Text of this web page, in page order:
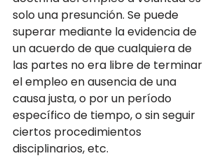
solo una presunción. Se puede
superar mediante la evidencia de
un acuerdo de que cualquiera de
las partes no era libre de terminar
el empleo en ausencia de una
causa justa, o por un período
específico de tiempo, o sin seguir
ciertos procedimientos
disciplinarios, etc.